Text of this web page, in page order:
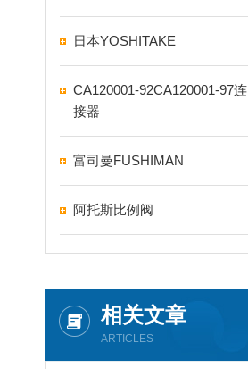
日本YOSHITAKE
CA120001-92CA120001-97连
接器
富司曼FUSHIMAN
阿托斯比例阀
相关文章
ARTICLES